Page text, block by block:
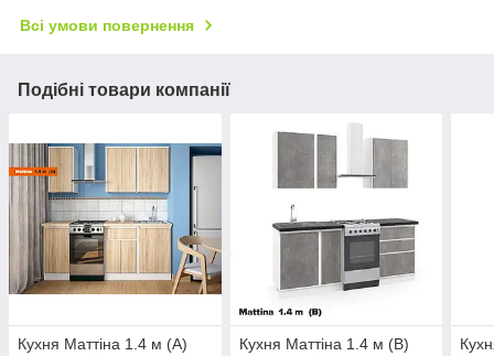
Всі умови повернення
Подібні товари компанії
Кухня Маттіна 1.4 м (А)
Кухня Маттіна 1.4 м (В)